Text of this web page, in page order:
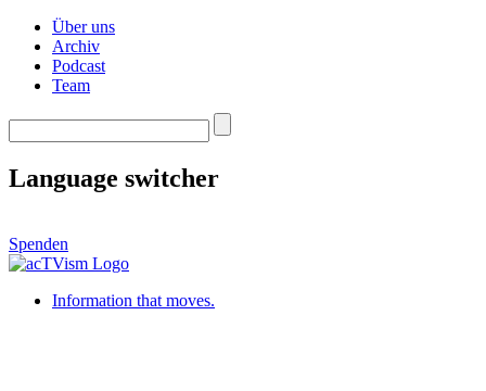
Über uns
Archiv
Podcast
Team
Language switcher
Spenden
Information that moves.